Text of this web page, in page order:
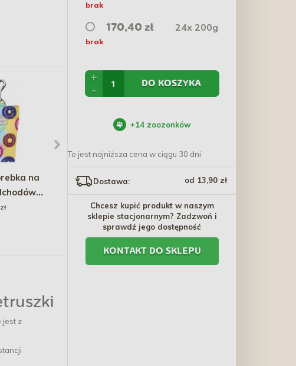
na
Donut
DINGO Zabawka Ciastko
kość 14 cm
16,30 zł
GAME DOG AniFlexi
Marine V2 80 tabl.
jest z
brak
170,40 zł 24x 200g
brak
+
-
DO KOSZYKA
+14 zoozonków
To jest najniższa cena w ciągu 30 dni
Dostawa: od 13,90 zł
Chcesz kupić produkt w naszym
sklepie stacjonarnym? Zadzwoń i
sprawdź jego dostępność
KONTAKT DO SKLEPU